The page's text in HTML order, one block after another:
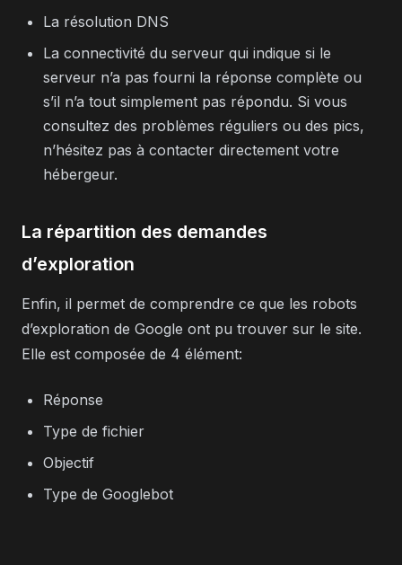
La résolution DNS
La connectivité du serveur qui indique si le
serveur n’a pas fourni la réponse complète ou
s’il n’a tout simplement pas répondu. Si vous
consultez des problèmes réguliers ou des pics,
n’hésitez pas à contacter directement votre
hébergeur.
La répartition des demandes
d’exploration
Enfin, il permet de comprendre ce que les robots
d’exploration de Google ont pu trouver sur le site.
Elle est composée de 4 élément:
Réponse
Type de fichier
Objectif
Type de Googlebot